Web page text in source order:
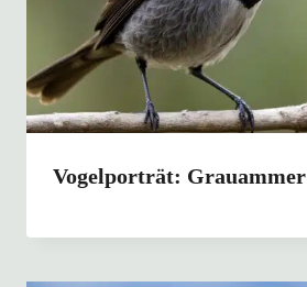
Vogelporträt: Grauammer